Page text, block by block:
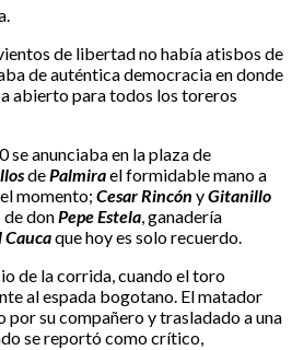
de libertad no había atisbos de
de auténtica democracia en donde
abierto para todos los toreros
se anunciaba en la plaza de
dePalmirael formidable mano a
momento; Cesar Rincón yGitanillo
donPepe Estela, ganadería
Caucaque hoy es solo recuerdo.
de la corrida, cuando el toro
al espada bogotano. El matador
su compañero y trasladado a una
se reportó como crítico,